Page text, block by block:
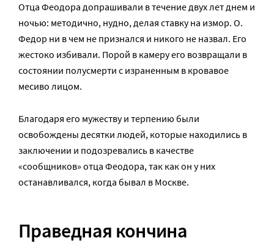
Отца Феодора допрашивали в течение двух лет днем и
ночью: методично, нудно, делая ставку на измор. О.
Федор ни в чем не признался и никого не назвал. Его
жестоко избивали. Порой в камеру его возвращали в
состоянии полусмерти с израненным в кровавое
месиво лицом.
Благодаря его мужеству и терпению были
освобождены десятки людей, которые находились в
заключении и подозревались в качестве
«сообщников» отца Феодора, так как он у них
останавливался, когда бывал в Москве.
Праведная кончина